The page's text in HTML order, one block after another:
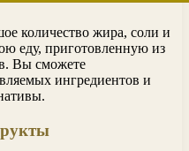
количество жира, соли и
еду, приготовленную из
Вы сможете
ингредиентов и